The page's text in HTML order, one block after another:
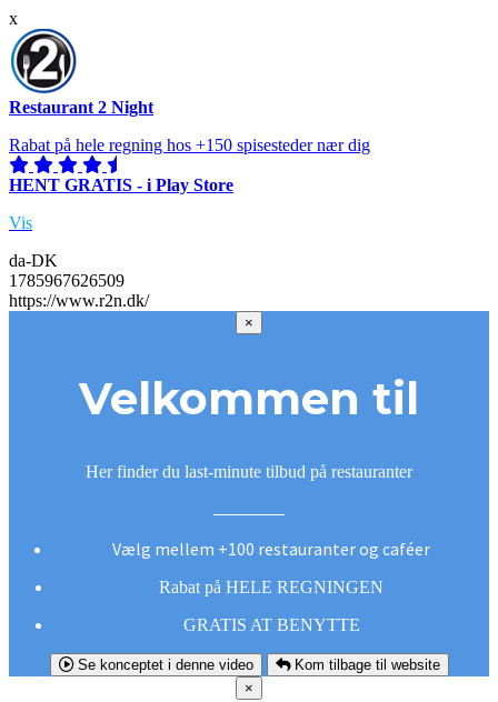
x
Restaurant 2 Night
Rabat på hele regning hos +150 spisesteder nær dig
HENT GRATIS - i Play Store
Vis
da-DK
1785967626509
https://www.r2n.dk/
×
Velkommen til
Her finder du last-minute tilbud på restauranter
Vælg mellem +100 restauranter og caféer
Rabat på HELE REGNINGEN
GRATIS AT BENYTTE
Se konceptet i denne video
Kom tilbage til website
×